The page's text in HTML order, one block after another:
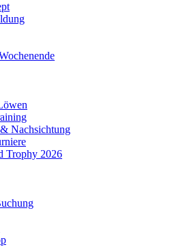
Nachsichtung
Trophy 2026